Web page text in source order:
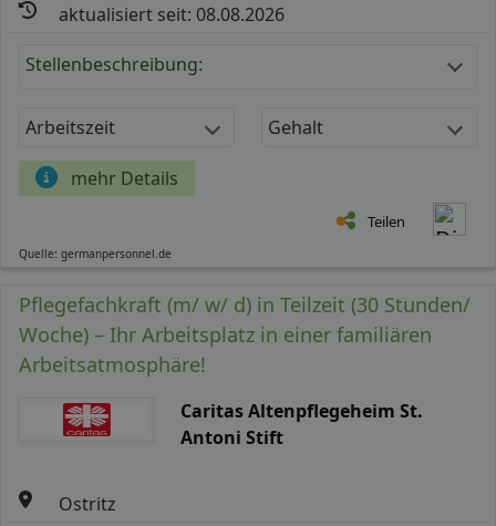
aktualisiert seit: 08.08.2026
Stellenbeschreibung:
Arbeitszeit Gehalt
mehr Details
Teilen
Quelle: germanpersonnel.de
Pflegefachkraft (m/ w/ d) in Teilzeit (30 Stunden/
Woche) – Ihr Arbeitsplatz in einer familiären
Arbeitsatmosphäre!
Caritas Altenpflegeheim St.
Antoni Stift
Ostritz